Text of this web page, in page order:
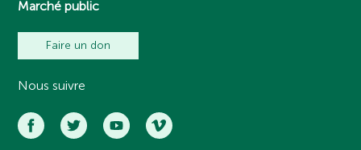
Marché public
Faire un don
Nous suivre